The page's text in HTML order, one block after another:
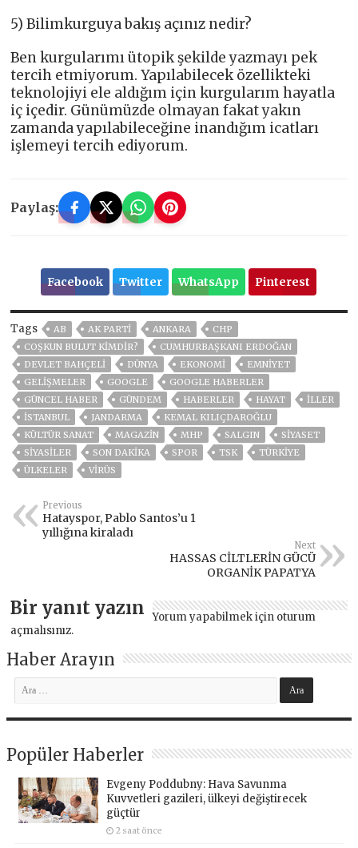
5) Bilimkurguya bakış açınız nedir?
Ben kurgularımı ütopik şekilde yazmayı pek
tercih etmiyorum. Yapılabilecek özellikteki
teknolojiyi ele aldığım için kurgularım hayatla
iç içedir. Günümüzde olmayan fakat yakın
zamanda yapılabileceğine inandığım icatları
işlemeyi tercih ediyorum.
Paylaş:
Facebook Twitter WhatsApp Pinterest
Tags AB AK PARTİ ANKARA
CHP
COŞKUN BULUT KIMDIR?
CUMHURBAŞKANI ERDOĞAN
DEVLET BAHÇELİ
DÜNYA EKONOMİ
EMNİYET
GELIŞMELER
GOOGLE
GOOGLE HABERLER
GÜNCEL HABER
GÜNDEM HABERLER HAYAT
İLLER
ISTANBUL
JANDARMA
KEMAL KILIÇDAROĞLU
KÜLTÜR SANAT
MAGAZİN MHP SALGIN
SİYASET
SİYASİLER
SON DAKIKA SPOR TSK
TÜRKİYE
ÜLKELER
VIRÜS
Previous
Hatayspor, Pablo Santos’u 1
yıllığına kiraladı
Next
HASSAS CİLTLERİN GÜCÜ
ORGANİK PAPATYA
Bir yanıt yazın Yorum yapabilmek için oturum
açmalısınız.
Haber Arayın
Popüler Haberler
Evgeny Poddubny: Hava Savunma
Kuvvetleri gazileri, ülkeyi değiştirecek
güçtür
2 saat önce